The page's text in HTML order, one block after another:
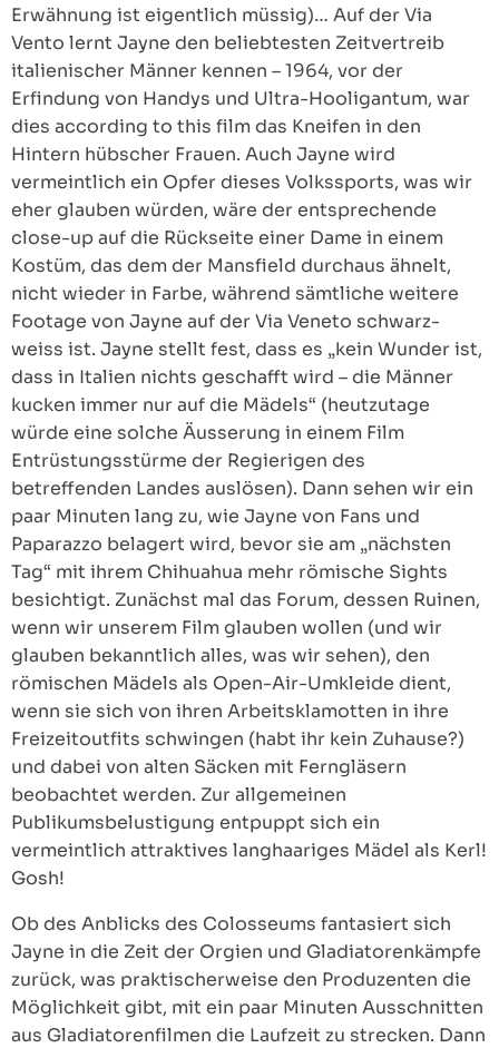
Erwähnung ist eigentlich müssig)… Auf der Via
Vento lernt Jayne den beliebtesten Zeitvertreib
italienischer Männer kennen – 1964, vor der
Erfindung von Handys und Ultra-Hooligantum, war
dies according to this film das Kneifen in den
Hintern hübscher Frauen. Auch Jayne wird
vermeintlich ein Opfer dieses Volkssports, was wir
eher glauben würden, wäre der entsprechende
close-up auf die Rückseite einer Dame in einem
Kostüm, das dem der Mansfield durchaus ähnelt,
nicht wieder in Farbe, während sämtliche weitere
Footage von Jayne auf der Via Veneto schwarz-
weiss ist. Jayne stellt fest, dass es „kein Wunder ist,
dass in Italien nichts geschafft wird – die Männer
kucken immer nur auf die Mädels“ (heutzutage
würde eine solche Äusserung in einem Film
Entrüstungsstürme der Regierigen des
betreffenden Landes auslösen). Dann sehen wir ein
paar Minuten lang zu, wie Jayne von Fans und
Paparazzo belagert wird, bevor sie am „nächsten
Tag“ mit ihrem Chihuahua mehr römische Sights
besichtigt. Zunächst mal das Forum, dessen Ruinen,
wenn wir unserem Film glauben wollen (und wir
glauben bekanntlich alles, was wir sehen), den
römischen Mädels als Open-Air-Umkleide dient,
wenn sie sich von ihren Arbeitsklamotten in ihre
Freizeitoutfits schwingen (habt ihr kein Zuhause?)
und dabei von alten Säcken mit Ferngläsern
beobachtet werden. Zur allgemeinen
Publikumsbelustigung entpuppt sich ein
vermeintlich attraktives langhaariges Mädel als Kerl!
Gosh!
Ob des Anblicks des Colosseums fantasiert sich
Jayne in die Zeit der Orgien und Gladiatorenkämpfe
zurück, was praktischerweise den Produzenten die
Möglichkeit gibt, mit ein paar Minuten Ausschnitten
aus Gladiatorenfilmen die Laufzeit zu strecken. Dann